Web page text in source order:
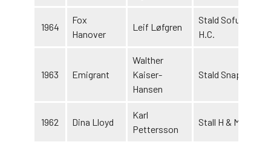
1964
Fox
Hanover
Leif Løfgren
Stald Sofus &
H.C.
1963 Emigrant
Walther
Kaiser-
Hansen
Stald Snaptun
1962 Dina Lloyd
Karl
Pettersson
Stall H & M